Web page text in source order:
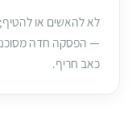
לא להאשים או
— הפסקה חדה
כאב חריף.